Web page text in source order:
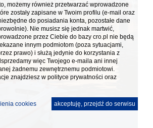
możemy również przetwarzać wprowadzone
zostały zapisane w Twoim profilu (e-mail oraz
do posiadania konta, pozostałe dane
Nie musisz się jednak martwić,
przez Ciebie do bazy cro.pl nie będą
innym podmiotom (poza sytuacjami,
prawo) i służą jedynie do korzystania z
więc Twojego e-maila ani innej
żadnemu zewnętrznemu podmiotowi.
znajdziesz w polityce prywatności oraz
akceptuję, przejdź do serwisu
cookies